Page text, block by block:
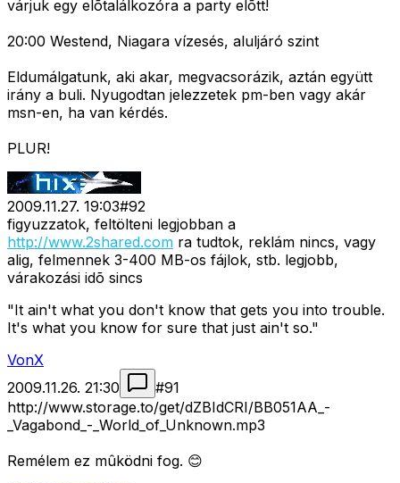
várjuk egy elõtalálkozóra a party elõtt!
20:00 Westend, Niagara vízesés, aluljáró szint
Eldumálgatunk, aki akar, megvacsorázik, aztán együtt
irány a buli. Nyugodtan jelezzetek pm-ben vagy akár
msn-en, ha van kérdés.
PLUR!
2009.11.27. 19:03#92
figyuzzatok, feltölteni legjobban a
http://www.2shared.com ra tudtok, reklám nincs, vagy
alig, felmennek 3-400 MB-os fájlok, stb. legjobb,
várakozási idõ sincs
"It ain't what you don't know that gets you into trouble.
It's what you know for sure that just ain't so."
VonX
2009.11.26. 21:30
#91
http://www.storage.to/get/dZBIdCRI/BB051AA_-
_Vagabond_-_World_of_Unknown.mp3
Remélem ez mûködni fog. 😊